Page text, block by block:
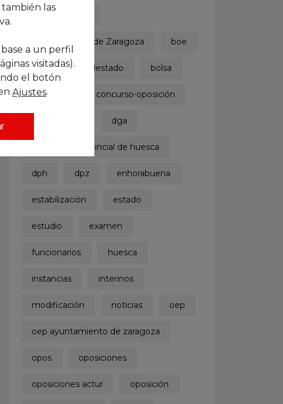
Ayuntamiento de Zaragoza boe
boletinoficialdelestado bolsa
concurso concurso-oposición
dga
diputación provincial de huesca
dph dpz enhorabuena
estabilización estado
estudio examen
funcionarios huesca
instancias interinos
modificación noticias oep
oep ayuntamiento de zaragoza
opos oposiciones
oposiciones actur oposición
las
a un perfil
visitadas).
el botón
Ajustes.